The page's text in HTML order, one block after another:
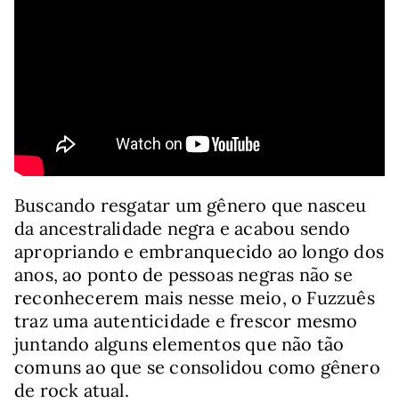
Buscando resgatar um gênero que nasceu
da ancestralidade negra e acabou sendo
apropriando e embranquecido ao longo dos
anos, ao ponto de pessoas negras não se
reconhecerem mais nesse meio, o Fuzzuês
traz uma autenticidade e frescor mesmo
juntando alguns elementos que não tão
comuns ao que se consolidou como gênero
de rock atual.